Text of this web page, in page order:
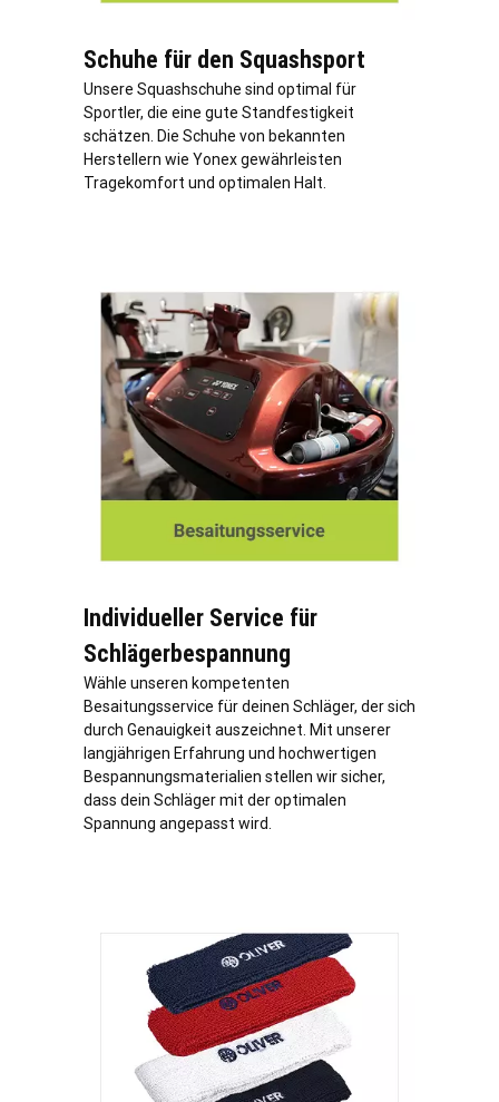
Schuhe für den Squashsport
Unsere Squashschuhe sind optimal für
Sportler, die eine gute Standfestigkeit
schätzen. Die Schuhe von bekannten
Herstellern wie Yonex gewährleisten
Tragekomfort und optimalen Halt.
Individueller Service für
Schlägerbespannung
Wähle unseren kompetenten
Besaitungsservice für deinen Schläger, der sich
durch Genauigkeit auszeichnet. Mit unserer
langjährigen Erfahrung und hochwertigen
Bespannungsmaterialien stellen wir sicher,
dass dein Schläger mit der optimalen
Spannung angepasst wird.